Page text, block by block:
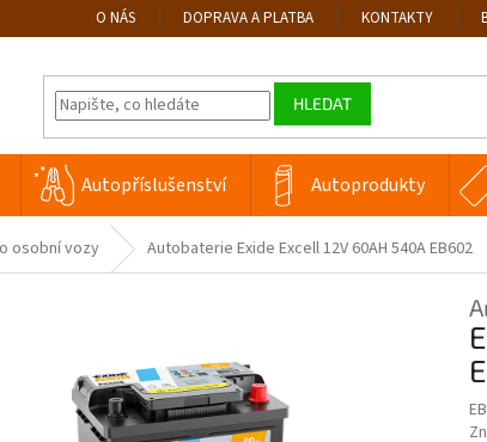
O NÁS DOPRAVA A PLATBA KONTAKTY
HLEDAT
Autopříslušenství Autoprodukty
osobní vozy Autobaterie Exide Excell 12V 60AH 540A EB602